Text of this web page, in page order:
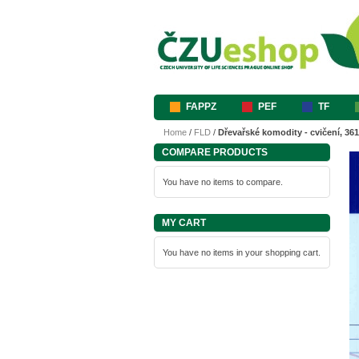
FAPPZ PEF TF
Home / FLD / Dřevařské komodity - cvičení, 361
COMPARE PRODUCTS
You have no items to compare.
MY CART
You have no items in your shopping cart.